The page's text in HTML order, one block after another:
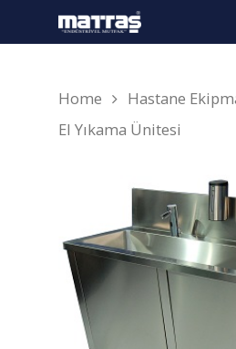
Arama yapmak için
Home Hastane
El Yıkama Ünitesi